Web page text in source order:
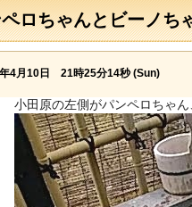
ロちゃんとビーノち
4月10日 21時25分14秒 (Sun)
小田原の左側がパンペロちゃ